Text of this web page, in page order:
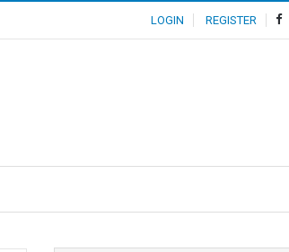
LOGIN REGISTER